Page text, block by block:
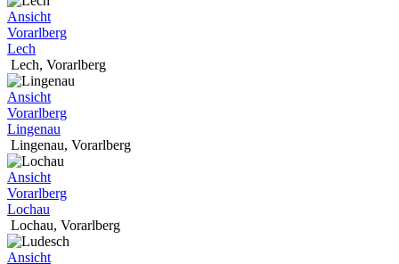
Ansicht
Vorarlberg
Lech
Lech, Vorarlberg
Ansicht
Vorarlberg
Lingenau
Lingenau, Vorarlberg
Ansicht
Vorarlberg
Lochau
Lochau, Vorarlberg
Ansicht